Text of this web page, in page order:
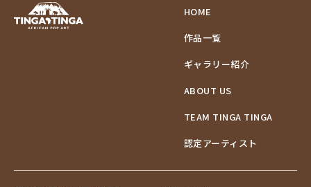
HOME
作品一覧
ギャラリー紹介
ABOUT US
TEAM TINGA TINGA
認定アーティスト